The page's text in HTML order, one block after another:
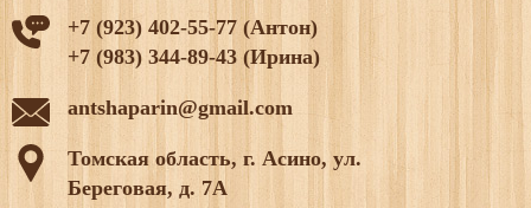
+7 (923) 402-55-77 (Антон)
+7 (983) 344-89-43 (Ирина)
antshaparin@gmail.com
Томская область, г. Асино, ул.
Береговая, д. 7А